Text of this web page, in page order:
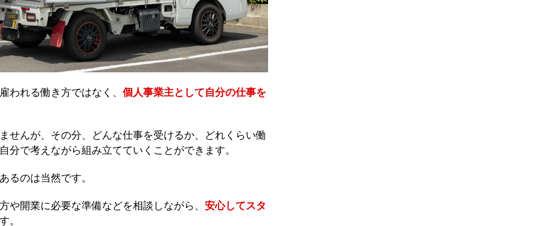
われる働き方ではなく、 個人事業主として自分の仕事を
せんが、その分、どんな仕事を受けるか、どれくらい働
分で考えながら組み立てていくことができます。
るのは当然です。
や開業に必要な準備などを相談しながら、 安心してスタ
。